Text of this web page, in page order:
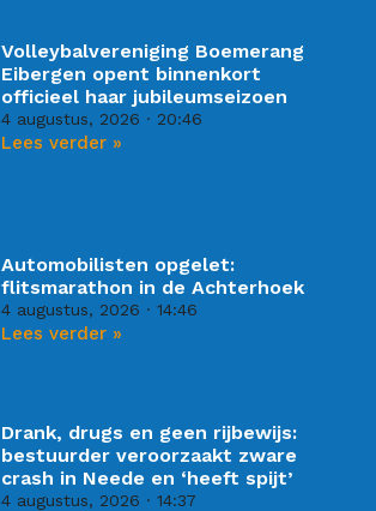
Volleybalvereniging Boemerang
Eibergen opent binnenkort
officieel haar jubileumseizoen
4 augustus, 2026 20:46
Lees verder »
Automobilisten opgelet:
flitsmarathon in de Achterhoek
4 augustus, 2026 14:46
Lees verder »
Drank, drugs en geen rijbewijs:
bestuurder veroorzaakt zware
crash in Neede en ‘heeft spijt’
4 augustus, 2026 14:37